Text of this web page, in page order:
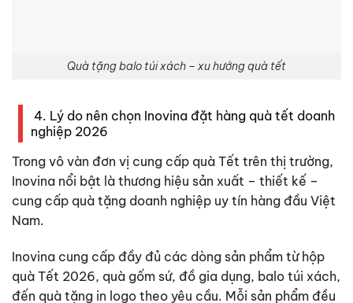
Quà tặng balo túi xách – xu hướng quà tết
4. Lý do nên chọn Inovina đặt hàng quà tết doanh
nghiệp 2026
Trong vô vàn đơn vị cung cấp quà Tết trên thị trường,
Inovina nổi bật là thương hiệu sản xuất – thiết kế –
cung cấp quà tặng doanh nghiệp uy tín hàng đầu Việt
Nam.
Inovina cung cấp đầy đủ các dòng sản phẩm từ hộp
quà Tết 2026, quà gốm sứ, đồ gia dụng, balo túi xách,
đến quà tặng in logo theo yêu cầu. Mỗi sản phẩm đều